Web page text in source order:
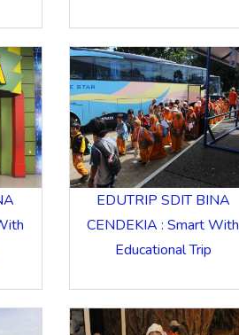
EDUTRIP SDIT BINA
CENDEKIA : Smart With
Educational Trip